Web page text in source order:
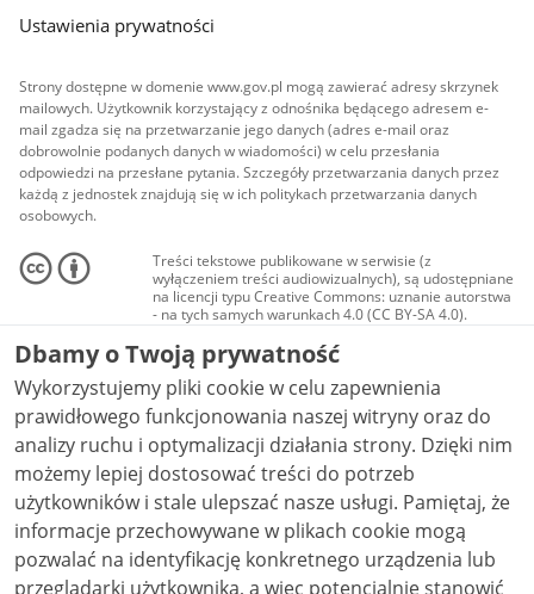
Ustawienia prywatności
Strony dostępne w domenie www.gov.pl mogą zawierać adresy skrzynek
mailowych. Użytkownik korzystający z odnośnika będącego adresem e-
mail zgadza się na przetwarzanie jego danych (adres e-mail oraz
dobrowolnie podanych danych w wiadomości) w celu przesłania
odpowiedzi na przesłane pytania. Szczegóły przetwarzania danych przez
każdą z jednostek znajdują się w ich politykach przetwarzania danych
osobowych.
Treści tekstowe publikowane w serwisie (z
wyłączeniem treści audiowizualnych), są udostępniane
na licencji typu Creative Commons: uznanie autorstwa
- na tych samych warunkach 4.0 (CC BY-SA 4.0).
Materiały audiowizualne, w tym zdjęcia, materiały
audio i wideo, są udostępniane na licencji typu
Creative Commons: uznanie autorstwa użycie
niekomercyjne - bez utworów zależnych 4.0 (CC BY-
NC-ND 4.0), o ile nie jest to stwierdzone inaczej.
Dbamy o Twoją prywatność
Wykorzystujemy pliki cookie w celu zapewnienia
prawidłowego funkcjonowania naszej witryny oraz do
analizy ruchu i optymalizacji działania strony. Dzięki nim
możemy lepiej dostosować treści do potrzeb
użytkowników i stale ulepszać nasze usługi. Pamiętaj, że
informacje przechowywane w plikach cookie mogą
pozwalać na identyfikację konkretnego urządzenia lub
przeglądarki użytkownika, a więc potencjalnie stanowić